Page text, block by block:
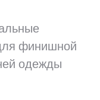
финишной
одежды